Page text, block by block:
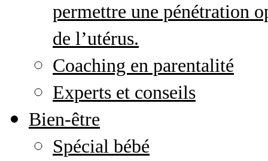
permettre une pénétration
de l’utérus.
Coaching en parentalité
Experts et conseils
Bien-être
Spécial bébé